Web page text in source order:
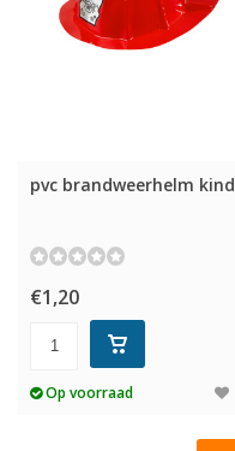
pvc brandweerhelm kind
€1,20
Op voorraad